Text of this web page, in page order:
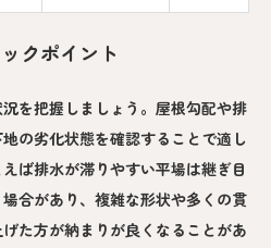
クポイント
を把握しましょう。屋根勾配や排
の劣化状態を確認することで適し
ば排水が滞りやすい平場は継ぎ目
合があり、複雑な形状や多くの貫
た方が納まりが良くなることがあ